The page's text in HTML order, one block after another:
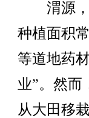
渭源，
种植面积
等道地药
业”。然而
从大田移